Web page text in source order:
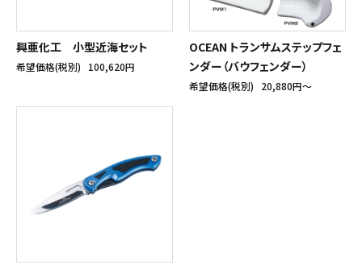
興亜化工 小型近海セット
希望価格(税別) 100,620円
OCEAN トランサムステップフェ
ンダー（バウフェンダー）
希望価格(税別) 20,880円〜